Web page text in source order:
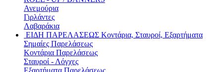
Ανεμούρια
Γιρλάντες
Λαβαράκια
ΕΙΔΗ ΠΑΡΕΛΑΣΕΩΣ Κοντάρια, Σταυροί, Εξαρτήματα
Σημαίες Παρελάσεως
Κοντάρια Παρελάσεως
Σταυροί - Λόγχες
Εξαρτήματα Παρελάσεως